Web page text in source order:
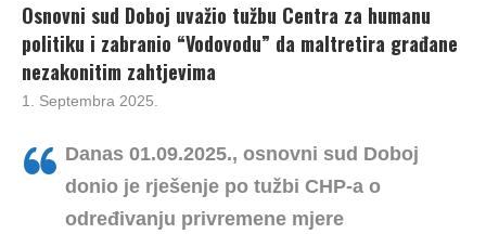
Osnovni sud Doboj uvažio tužbu Centra za humanu
politiku i zabranio “Vodovodu” da maltretira građane
nezakonitim zahtjevima
1. Septembra 2025.
Danas 01.09.2025., osnovni sud Doboj
donio je rješenje po tužbi CHP-a o
određivanju privremene mjere